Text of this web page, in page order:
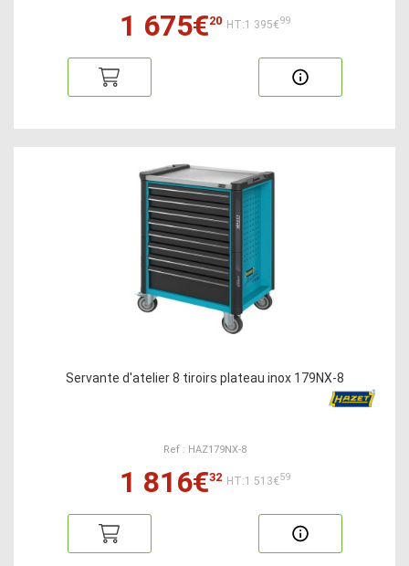
1 675€20 HT:1 395€99
Servante d'atelier 8 tiroirs plateau inox 179NX-8
Ref : HAZ179NX-8
1 816€32 HT:1 513€59